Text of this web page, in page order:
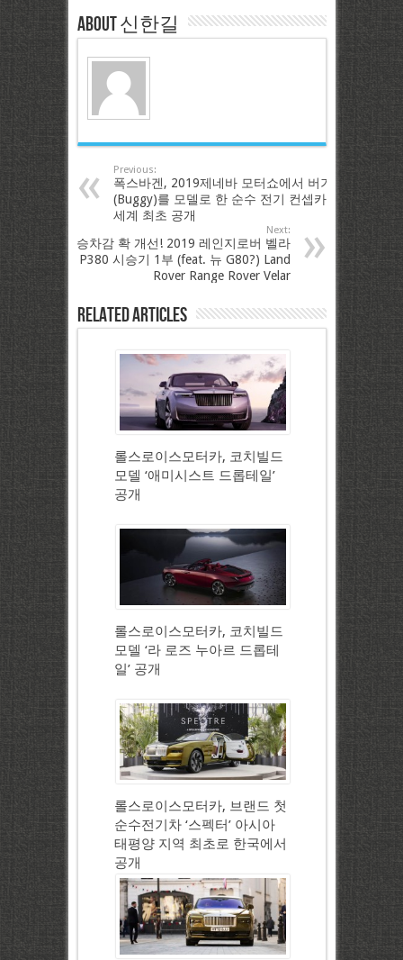
About 신한길
Previous:
폭스바겐, 2019제네바 모터쇼에서 버기
(Buggy)를 모델로 한 순수 전기 컨셉카
세계 최초 공개
Next:
승차감 확 개선! 2019 레인지로버 벨라
P380 시승기 1부 (feat. 뉴 G80?) Land
Rover Range Rover Velar
Related Articles
롤스로이스모터카, 코치빌드
모델 ‘애미시스트 드롭테일’
공개
롤스로이스모터카, 코치빌드
모델 ‘라 로즈 누아르 드롭테
일’ 공개
롤스로이스모터카, 브랜드 첫
순수전기차 ‘스펙터’ 아시아
태평양 지역 최초로 한국에서
공개